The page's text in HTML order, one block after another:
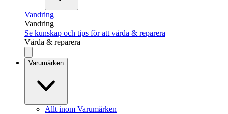
Vandring
Vandring
Se kunskap och tips för att vårda & reparera
Vårda & reparera
Varumärken
Allt inom Varumärken